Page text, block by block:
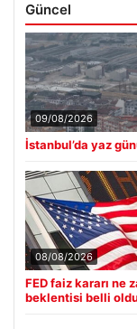
Güncel
09/08/2026
İstanbul’da yaz
08/08/2026
FED faiz kararı ne
beklentisi belli